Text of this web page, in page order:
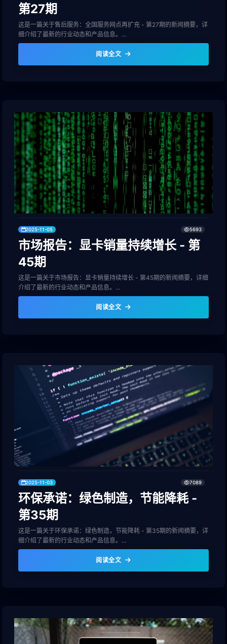
第27期
这是一篇关于售后服务：全国服务网点再扩充 - 第27期的新闻摘要，详
细介绍了最新的行业动态和产品信息。...
阅读全文
2025-11-05 5693
市场报告：显卡销量持续增长 - 第
45期
这是一篇关于市场报告：显卡销量持续增长 - 第45期的新闻摘要，详细
介绍了最新的行业动态和产品信息。...
阅读全文
2025-11-03 7089
环保承诺：绿色制造，节能降耗 -
第35期
这是一篇关于环保承诺：绿色制造，节能降耗 - 第35期的新闻摘要，详
细介绍了最新的行业动态和产品信息。...
阅读全文